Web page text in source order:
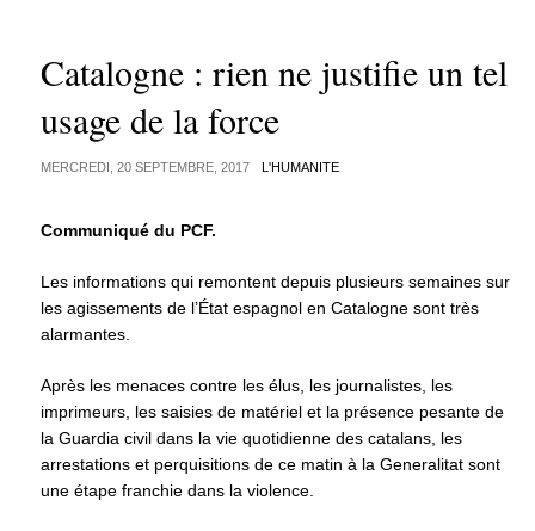
Catalogne : rien ne justifie un tel
usage de la force
MERCREDI, 20 SEPTEMBRE, 2017 L'HUMANITE
Communiqué du PCF.
Les informations qui remontent depuis plusieurs semaines sur
les agissements de l’État espagnol en Catalogne sont très
alarmantes.
Après les menaces contre les élus, les journalistes, les
imprimeurs, les saisies de matériel et la présence pesante de
la Guardia civil dans la vie quotidienne des catalans, les
arrestations et perquisitions de ce matin à la Generalitat sont
une étape franchie dans la violence.